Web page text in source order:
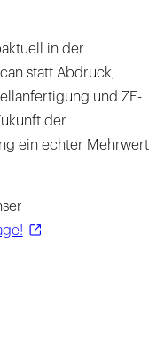
in der
statt Abdruck,
und ZE-
der
ein echter Mehrwert